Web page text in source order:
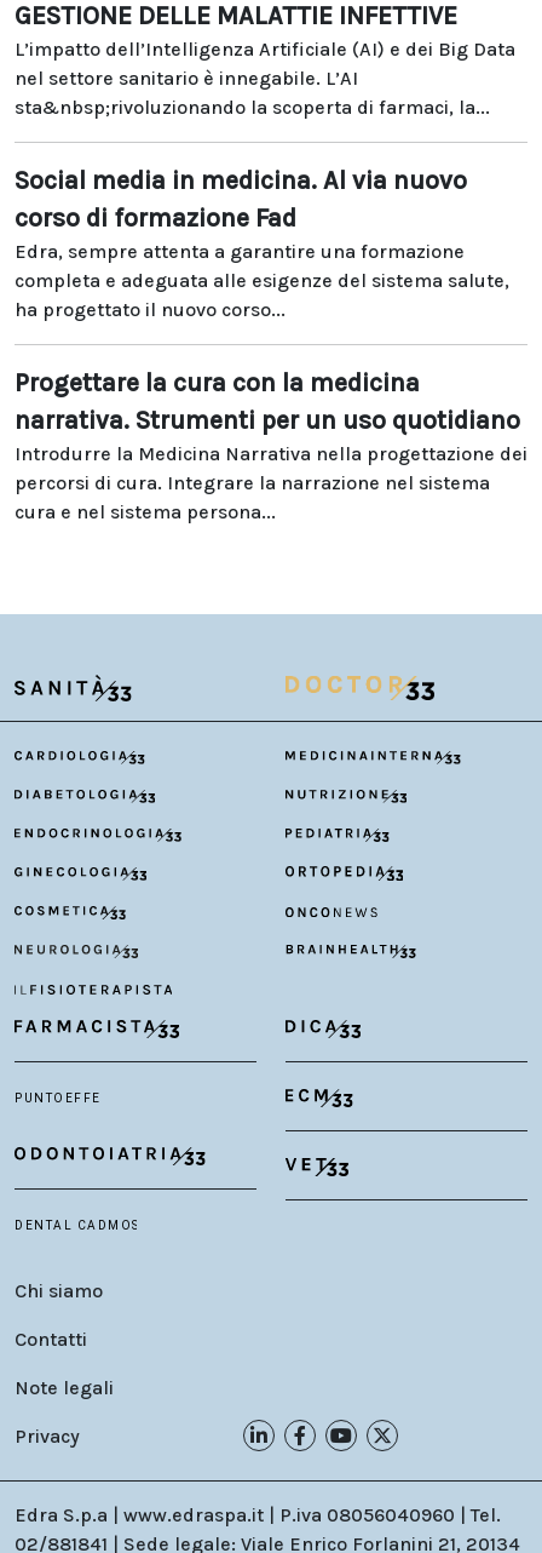
GESTIONE DELLE MALATTIE INFETTIVE
L’impatto dell’Intelligenza Artificiale (AI) e dei Big Data
nel settore sanitario è innegabile. L’AI
sta&nbsp;rivoluzionando la scoperta di farmaci, la...
Social media in medicina. Al via nuovo
corso di formazione Fad
Edra, sempre attenta a garantire una formazione
completa e adeguata alle esigenze del sistema salute,
ha progettato il nuovo corso...
Progettare la cura con la medicina
narrativa. Strumenti per un uso quotidiano
Introdurre la Medicina Narrativa nella progettazione dei
percorsi di cura. Integrare la narrazione nel sistema
cura e nel sistema persona...
Chi siamo
Contatti
Note legali
Privacy
Edra S.p.a | www.edraspa.it | P.iva 08056040960 | Tel.
02/881841 | Sede legale: Viale Enrico Forlanini 21, 20134